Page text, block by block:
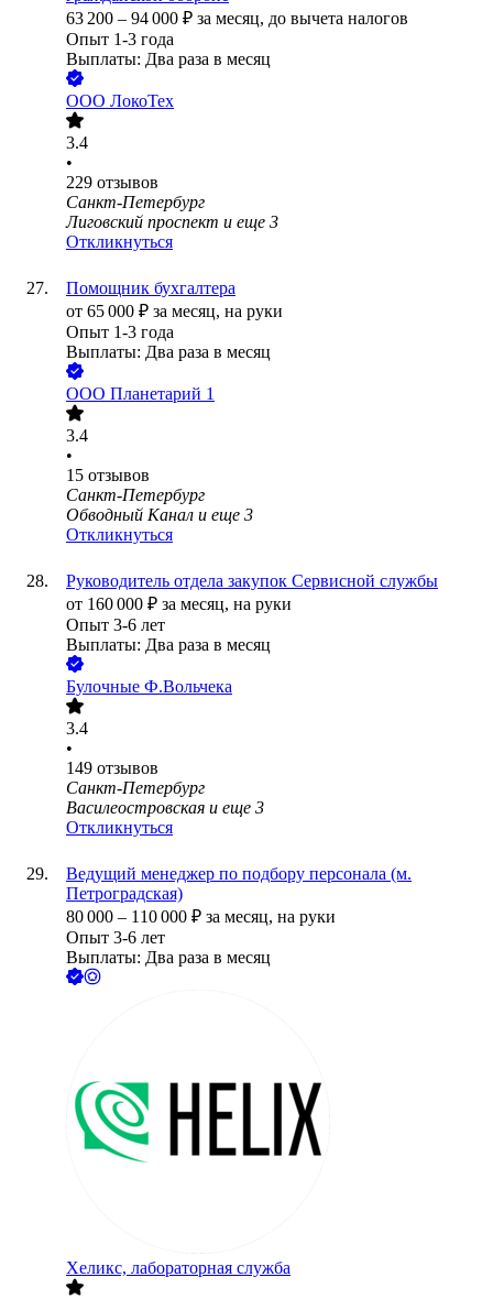
63 200 – 94 000 ₽ за месяц, до вычета налогов
Опыт 1-3 года
Выплаты: Два раза в месяц
ООО ЛокоТех
3.4
•
229 отзывов
Санкт-Петербург
Лиговский проспект и еще 3
Откликнуться
Помощник бухгалтера
от 65 000 ₽ за месяц, на руки
Опыт 1-3 года
Выплаты: Два раза в месяц
ООО Планетарий 1
3.4
•
15 отзывов
Санкт-Петербург
Обводный Канал и еще 3
Откликнуться
Руководитель отдела закупок Сервисной службы
от 160 000 ₽ за месяц, на руки
Опыт 3-6 лет
Выплаты: Два раза в месяц
Булочные Ф.Вольчека
3.4
•
149 отзывов
Санкт-Петербург
Василеостровская и еще 3
Откликнуться
Ведущий менеджер по подбору персонала (м.
Петроградская)
80 000 – 110 000 ₽ за месяц, на руки
Опыт 3-6 лет
Выплаты: Два раза в месяц
Хеликс, лабораторная служба